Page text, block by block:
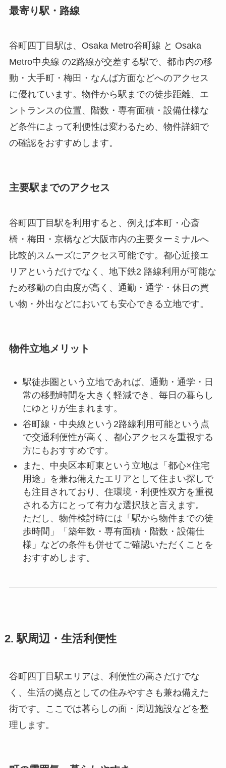
最寄り駅・路線
谷町四丁目駅は、Osaka Metro谷町線 と Osaka
Metro中央線 の2路線が交差する駅で、都市内の移
動・大手町・梅田・なんば方面などへのアクセス
に優れています。物件から駅までの徒歩距離、エ
ントランスの位置、階数・専有面積・設備仕様な
ど条件によって利便性は変わるため、物件詳細で
の確認をおすすめします。
主要駅までのアクセス
谷町四丁目駅を利用すると、例えば本町・心斎
橋・梅田・京橋など大阪市内の主要ターミナルへ
比較的スムーズにアクセス可能です。都心近接エ
リアというだけでなく、地下鉄2 路線利用が可能な
ため移動の自由度が高く、通勤・通学・休日の買
い物・外出などにおいても安心できる立地です。
物件立地メリット
駅徒歩圏という立地であれば、通勤・通学・日
常の移動時間を大きく軽減でき、毎日の暮らし
にゆとりが生まれます。
谷町線・中央線という2路線利用可能という点
で交通利便性が高く、都心アクセスを重視する
方にもおすすめです。
また、中央区本町東という立地は「都心×住宅
用途」を兼ね備えたエリアとして住まい探しで
も注目されており、住環境・利便性双方を重視
される方にとって有力な選択肢と言えます。
ただし、物件検討時には「駅から物件までの徒
歩時間」「築年数・専有面積・階数・設備仕
様」などの条件も併せてご確認いただくことを
おすすめします。
2. 駅周辺・生活利便性
谷町四丁目駅エリアは、利便性の高さだけでな
く、生活の拠点としての住みやすさも兼ね備えた
街です。ここでは暮らしの面・周辺施設などを整
理します。